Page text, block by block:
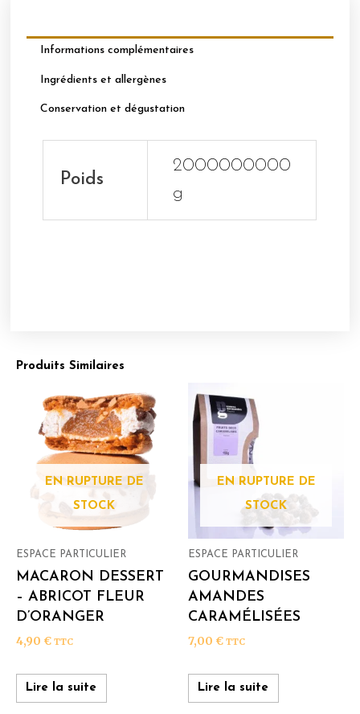
Informations complémentaires
Ingrédients et allergènes
Conservation et dégustation
Poids
2000000000
g
Produits Similaires
EN RUPTURE DE
STOCK
ESPACE PARTICULIER
MACARON DESSERT
– ABRICOT FLEUR
D’ORANGER
4,90 € TTC
Lire la suite
EN RUPTURE DE
STOCK
ESPACE PARTICULIER
GOURMANDISES
AMANDES
CARAMÉLISÉES
7,00 € TTC
Lire la suite